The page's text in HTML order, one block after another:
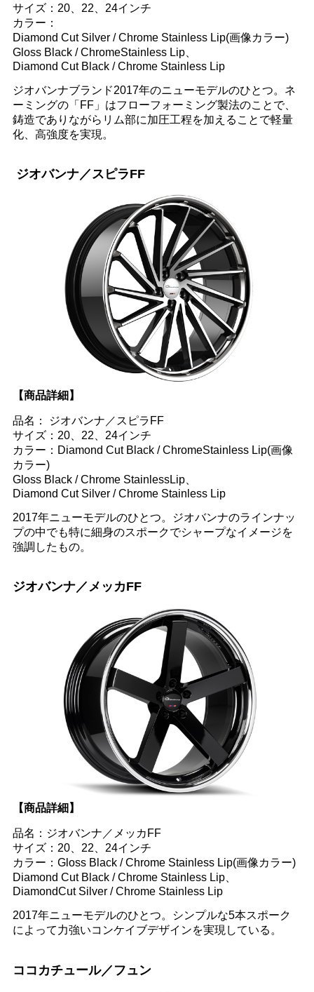
サイズ：20、22、24インチ
カラー：
Diamond Cut Silver / Chrome Stainless Lip(画像カラー)
Gloss Black / ChromeStainless Lip、
Diamond Cut Black / Chrome Stainless Lip
ジオバンナブランド2017年のニューモデルのひとつ。ネ
ーミングの「FF」はフローフォーミング製法のことで、
鋳造でありながらリム部に加圧工程を加えることで軽量
化、高強度を実現。
ジオバンナ／スピラFF
【商品詳細】
品名： ジオバンナ／スピラFF
サイズ：20、22、24インチ
カラー：Diamond Cut Black / ChromeStainless Lip(画像
カラー)
Gloss Black / Chrome StainlessLip、
Diamond Cut Silver / Chrome Stainless Lip
2017年ニューモデルのひとつ。ジオバンナのラインナッ
プの中でも特に細身のスポークでシャープなイメージを
強調したもの。
ジオバンナ／メッカFF
【商品詳細】
品名：ジオバンナ／メッカFF
サイズ：20、22、24インチ
カラー：Gloss Black / Chrome Stainless Lip(画像カラー)
Diamond Cut Black / Chrome Stainless Lip、
DiamondCut Silver / Chrome Stainless Lip
2017年ニューモデルのひとつ。シンプルな5本スポーク
によって力強いコンケイブデザインを実現している。
ココカチュール／フュン